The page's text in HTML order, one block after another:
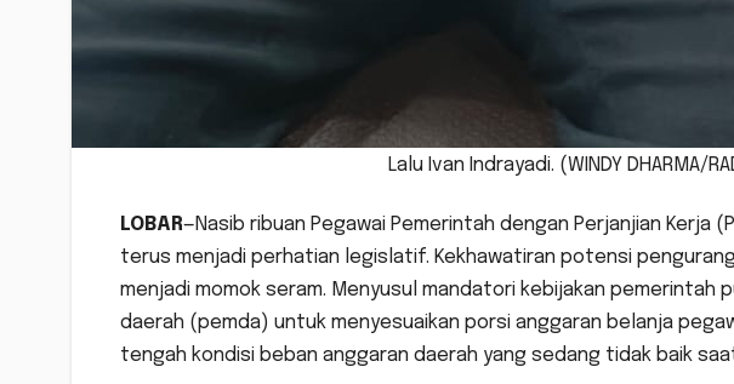
Lalu Ivan Indrayadi. (WINDY DHARMA/
LOBAR—Nasib ribuan Pegawai Pemerintah dengan Perjanjian Kerja
terus menjadi perhatian legislatif. Kekhawatiran potensi
menjadi momok seram. Menyusul mandatori kebijakan pemerintah
daerah (pemda) untuk menyesuaikan porsi anggaran belanja
tengah kondisi beban anggaran daerah yang sedang tidak baik